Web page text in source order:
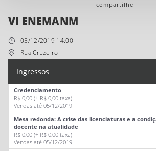
compartilhe
VI ENEMANM
05/12/2019 14:00
Rua Cruzeiro
Ingressos
Credenciamento
R$ 0,00 (+ R$ 0,00 taxa)
Vendas até 05/12/2019
Mesa redonda: A crise das licenciaturas e a
docente na atualidade
R$ 0,00 (+ R$ 0,00 taxa)
Vendas até 05/12/2019